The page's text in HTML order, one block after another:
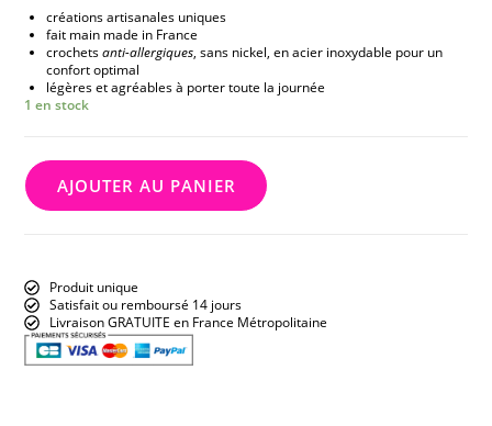
créations artisanales uniques
fait main made in France
crochetsanti-allergiques, sans nickel, en acier inoxydable pour un
confort optimal
légères et agréables à porter toute la journée
1 en stock
AJOUTER AU PANIER
Produit unique
Satisfait ou remboursé 14 jours
Livraison GRATUITE en France Métropolitaine